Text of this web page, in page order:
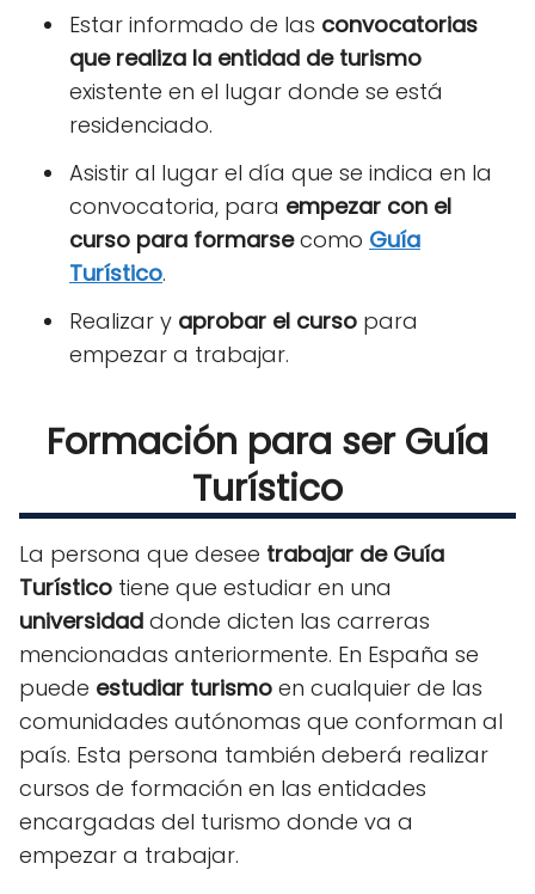
Estar informado de las convocatorias
que realiza la entidad de turismo
existente en el lugar donde se está
residenciado.
Asistir al lugar el día que se indica en la
convocatoria, para empezar con el
curso para formarsecomo Guía
Turístico.
Realizar y aprobar el curso para
empezar a trabajar.
Formación para ser Guía
Turístico
La persona que desee trabajar de Guía
Turístico tiene que estudiar en una
universidad donde dicten las carreras
mencionadas anteriormente. En España se
puede estudiar turismo en cualquier de las
comunidades autónomas que conforman al
país. Esta persona también deberá realizar
cursos de formación en las entidades
encargadas del turismo donde va a
empezar a trabajar.